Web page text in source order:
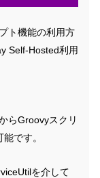
ト機能の利用方
Self-Hosted利用
らGroovyスクリ
です。
を介して